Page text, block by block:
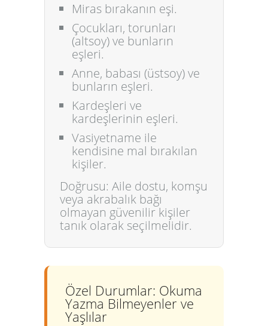
Miras bırakanın eşi.
Çocukları, torunları
(altsoy) ve bunların
eşleri.
Anne, babası (üstsoy) ve
bunların eşleri.
Kardeşleri ve
kardeşlerinin eşleri.
Vasiyetname ile
kendisine mal bırakılan
kişiler.
Doğrusu: Aile dostu, komşu
veya akrabalık bağı
olmayan güvenilir kişiler
tanık olarak seçilmelidir.
Özel Durumlar: Okuma
Yazma Bilmeyenler ve
Yaşlılar